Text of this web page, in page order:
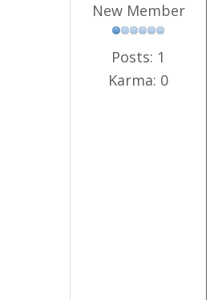
New Member
Posts: 1
Karma: 0